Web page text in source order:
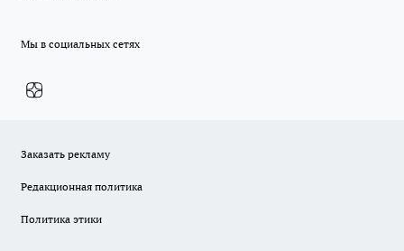
Мы в социальных сетях
Заказать рекламу
Редакционная политика
Политика этики